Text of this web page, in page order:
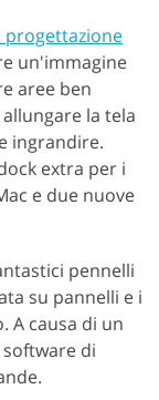
progettazione
un'immagine
aree ben
la tela
ingrandire.
extra per i
e due nuove
pennelli
su pannelli e i
A causa di un
di